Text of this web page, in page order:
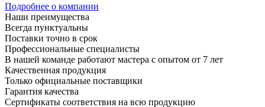
Подробнее о компании
Наши преимущества
Всегда пунктуальны
Поставки точно в срок
Профессиональные специалисты
В нашей команде работают мастера с опытом от 7 лет
Качественная продукция
Только официальные поставщики
Гарантия качества
Сертификаты соответствия на всю продукцию